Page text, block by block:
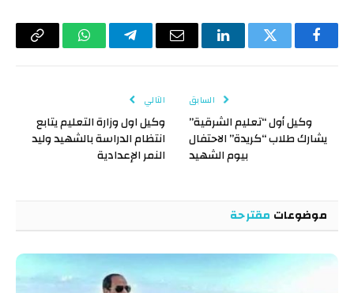
فيسبوكتويتر لينكدإن البريد
تيلقرام واتسابCopy
السابق
وكيل أول “تعليم الشرقية”
يشارك طلاب “كريدة” الاحتفال
بيوم الشهيد
التالي
وكيل اول وزارة التعليم يتابع
انتظام الدراسة بالشهيد وليد
النمر الإعدادية
موضوعات مقترحة